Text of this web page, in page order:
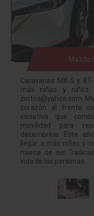
Mazda
Caravanas MX-5 y
más niñas y
jbritoa@yahoo.com
corazón al frente
iniciativa que
movilidad para
decembrina. Este
llegar a más niñas y
marca de ser
vida de las personas…